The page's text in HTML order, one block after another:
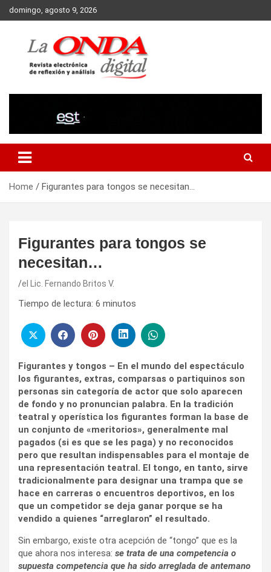
Skip
to
domingo, agosto 9, 2026
Home Figurantes para tongos se necesitan…
Figurantes para tongos se
necesitan…
el Lic. Fernando Britos V.
Tiempo de lectura: 6 minutos
Figurantes y tongos – En el mundo del espectáculo
los figurantes, extras, comparsas o partiquinos son
personas sin categoría de actor que solo aparecen
de fondo y no pronuncian palabra. En la tradición
teatral y operística los figurantes forman la base de
un conjunto de «meritorios», generalmente mal
pagados (si es que se les paga) y no reconocidos
pero que resultan indispensables para el montaje de
una representación teatral. El tongo, en tanto, sirve
tradicionalmente para designar una trampa que se
hace en carreras o encuentros deportivos, en los
que un competidor se deja ganar porque se ha
vendido a quienes “arreglaron” el resultado.
Sin embargo, existe otra acepción de “tongo” que es la
que ahora nos interesa: se trata de una competencia o
supuesta competencia que ha sido arreglada de antemano